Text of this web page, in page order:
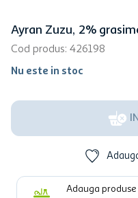
Ayran Zuzu, 2%
Cod produs: 426198
Nu este in stoc
Adauga produse